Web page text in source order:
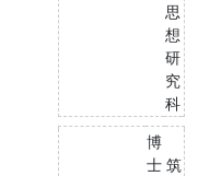
思
想
研
究
科
博
士 筑